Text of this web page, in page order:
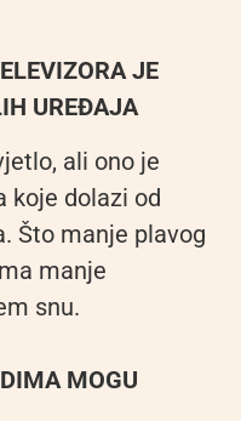
JE
UREĐAJA
ali ono je
koje dolazi od
Što manje plavog
manje
snu.
MOGU